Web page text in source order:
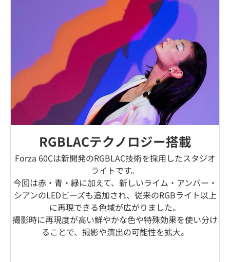
RGBLACテクノロジー搭載
Forza 60Cは新開発のRGBLAC技術を採用したスタジオ
ライトです。
今回は赤・青・緑に加えて、新しいライム・アンバー・
シアンのLEDビーズも追加され、従来のRGBライト以上
に再現できる色域が広がりました。
撮影時に再現度が高い鮮やかな色や特殊効果を使い分け
ることで、撮影や演出の可能性を拡大。